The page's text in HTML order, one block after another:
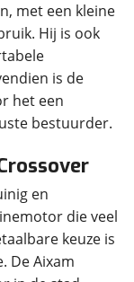
met een kleine
Hij is ook
is de
het een
bestuurder.
en
die veel
keuze is
De Aixam